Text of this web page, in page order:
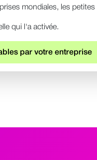
mondiales, les
qui l'a activée.
par votre entreprise